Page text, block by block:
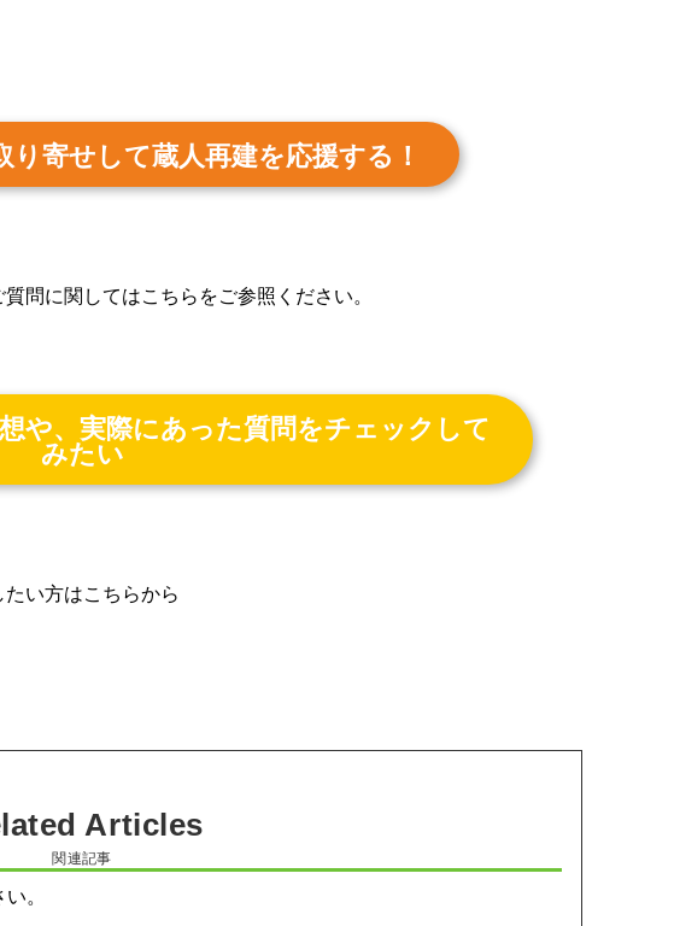
寄せして蔵人再建を応援する！
問に関してはこちらをご参照ください。
や、実際にあった質問をチェックして
みたい
い方はこちらから
関連記事
。